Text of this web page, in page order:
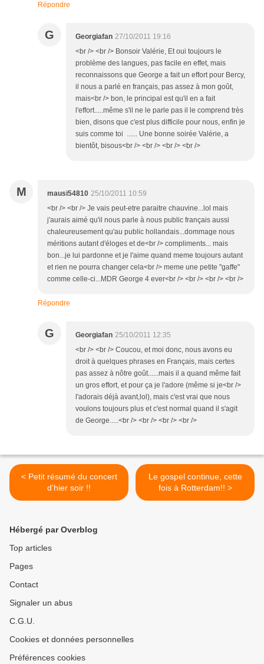
Répondre
G Georgiafan 27/10/2011 19:16
<br /> <br /> Bonsoir Valérie, Et oui toujours le
problème des langues, pas facile en effet, mais
reconnaissons que George a fait un effort pour Bercy,
il nous a parlé en français, pas assez à mon goût,
mais<br /> bon, le principal est qu'il en a fait
l'effort.....même s'il ne le parle pas il le comprend très
bien, disons que c'est plus difficile pour nous, enfin je
suis comme toi ...... Une bonne soirée Valérie, a
bientôt, bisous<br /> <br /> <br /> <br />
M mausi54810 25/10/2011 10:59
<br /> <br /> Je vais peut-etre paraitre chauvine...lol mais
j'aurais aimé qu'il nous parle à nous public français aussi
chaleureusement qu'au public hollandais...dommage nous
méritions autant d'éloges et de<br /> compliments... mais
bon...je lui pardonne et je l'aime quand meme toujours autant
et rien ne pourra changer cela<br /> meme une petite "gaffe"
comme celle-ci...MDR George 4 ever<br /> <br /> <br /> <br />
Répondre
G Georgiafan 25/10/2011 12:35
<br /> <br /> Coucou, et moi donc, nous avons eu
droit à quelques phrases en Français, mais certes
pas assez à nôtre goût......mais il a quand même fait
un gros effort, et pour ça je l'adore (même si je<br />
l'adorais déjà avant,lol), mais c'est vrai que nous
voulons toujours plus et c'est normal quand il s'agit
de George.....<br /> <br /> <br /> <br />
< Petit résumé du concert
d'hier soir !!
Le gospel continue, cette
fois à Rotterdam!! >
Hébergé par Overblog
Top articles
Pages
Contact
Signaler un abus
C.G.U.
Cookies et données personnelles
Préférences cookies